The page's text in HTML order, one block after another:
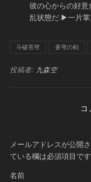
彼の心からの好
乱状態だ.▶一片掌
斗破苍穹 蒼穹の剣
投稿者: 九森空
メールアドレスが公開
ている欄は必須項目です
名前